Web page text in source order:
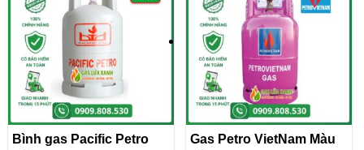
Bình gas Pacific Petro
Gas Petro VietNam Màu